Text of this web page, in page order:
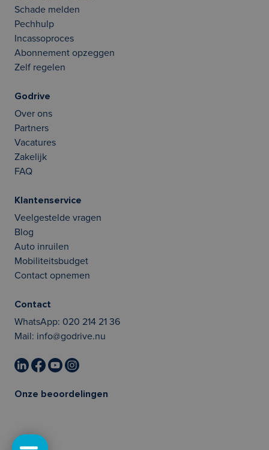
Schade melden
Pechhulp
Incassoproces
Abonnement opzeggen
Zelf regelen
Godrive
Over ons
Partners
Vacatures
Zakelijk
FAQ
Klantenservice
Veelgestelde vragen
Blog
Auto inruilen
Mobiliteitsbudget
Contact opnemen
Contact
WhatsApp: 020 214 21 36
Mail: info@godrive.nu
Onze beoordelingen